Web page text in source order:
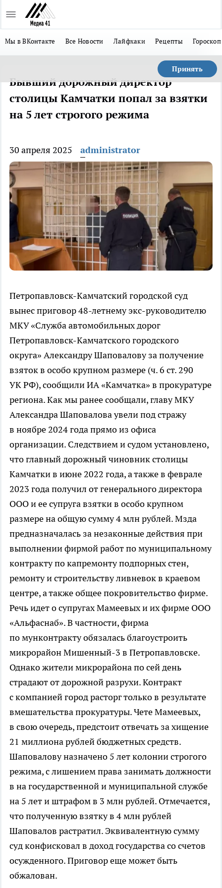
Мы в ВКонтакте Все Новости Лайфхаки Рецепты Гороскоп
Принять
Бывший дорожный директор
столицы Камчатки попал за взятки
на 5 лет строгого режима
30 апреля 2025 administrator
Петропавловск-Камчатский городской суд
вынес приговор 48-летнему экс-руководителю
МКУ «Служба автомобильных дорог
Петропавловск-Камчатского городского
округа» Александру Шаповалову за получение
взяток в особо крупном размере (ч. 6 ст. 290
УК РФ), сообщили ИА «Камчатка» в прокуратуре
региона. Как мы ранее сообщали, главу МКУ
Александра Шаповалова увели под стражу
в ноябре 2024 года прямо из офиса
организации. Следствием и судом установлено,
что главный дорожный чиновник столицы
Камчатки в июне 2022 года, а также в феврале
2023 года получил от генерального директора
ООО и ее супруга взятки в особо крупном
размере на общую сумму 4 млн рублей. Мзда
предназначалась за незаконные действия при
выполнении фирмой работ по муниципальному
контракту по капремонту подпорных стен,
ремонту и строительству ливневок в краевом
центре, а также общее покровительство фирме.
Речь идет о супругах Мамеевых и их фирме ООО
«Альфаснаб». В частности, фирма
по мунконтракту обязалась благоустроить
микрорайон Мишенный-3 в Петропавловске.
Однако жители микрорайона по сей день
страдают от дорожной разрухи. Контракт
с компанией город расторг только в результате
вмешательства прокуратуры. Чете Мамеевых,
в свою очередь, предстоит отвечать за хищение
21 миллиона рублей бюджетных средств.
Шаповалову назначено 5 лет колонии строгого
режима, с лишением права занимать должности
в на государственной и муниципальной службе
на 5 лет и штрафом в 3 млн рублей. Отмечается,
что полученную взятку в 4 млн рублей
Шаповалов растратил. Эквивалентную сумму
суд конфисковал в доход государства со счетов
осужденного. Приговор еще может быть
обжалован.